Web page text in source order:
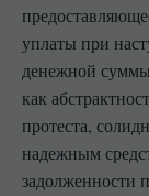
уплаты при
денежной
как
протеста,
надежным
задолженности